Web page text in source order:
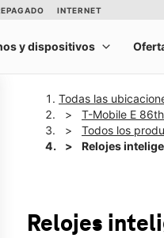
Todas las
T-Mobile E
Todos los
Relojes
Relojes